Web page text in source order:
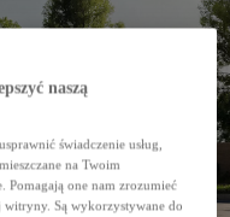
naszą
świadczenie usług,
na Twoim
one nam zrozumieć
witryny. Są wykorzystywane do